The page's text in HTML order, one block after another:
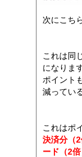
次にこち
これは同
になりま
ポイント
減ってい
これはポ
決済分（
ード（2